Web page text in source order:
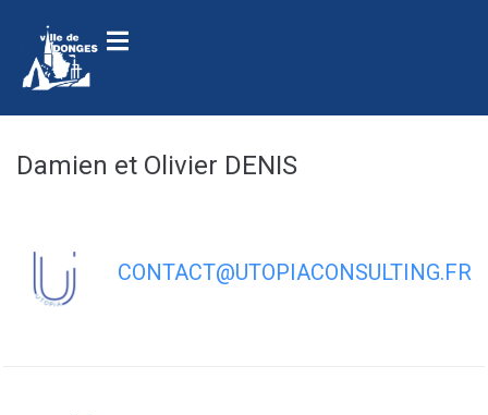
Damien et Olivier DENIS
CONTACT@UTOPIACONSULTING.FR